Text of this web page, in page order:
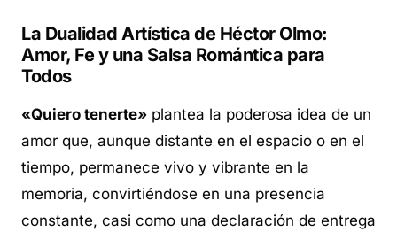
La Dualidad Artística de Héctor Olmo:
Amor, Fe y una Salsa Romántica para
Todos
«Quiero tenerte» plantea la poderosa idea de un
amor que, aunque distante en el espacio o en el
tiempo, permanece vivo y vibrante en la
memoria, convirtiéndose en una presencia
constante, casi como una declaración de entrega